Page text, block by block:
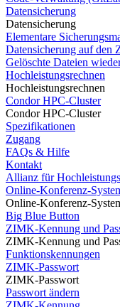
Datensicherung
Datensicherung
Elementare
Datensicherung auf den
Gelöschte Dateien
Hochleistungsrechnen
Hochleistungsrechnen
Condor HPC-Cluster
Condor HPC-Cluster
Spezifikationen
Zugang
FAQs & Hilfe
Kontakt
Allianz für
Online-Konferenz-
Online-Konferenz-
Big Blue Button
ZIMK-Kennung und
ZIMK-Kennung und
Funktionskennungen
ZIMK-Passwort
ZIMK-Passwort
Passwort ändern